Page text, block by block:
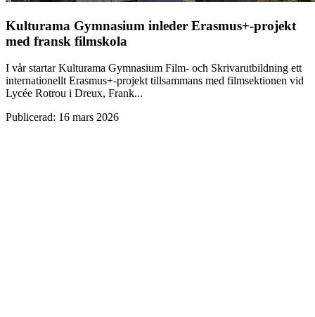
Kulturama Gymnasium inleder Erasmus+-projekt
med fransk filmskola
I vår startar Kulturama Gymnasium Film- och Skrivarutbildning ett
internationellt Erasmus+-projekt tillsammans med filmsektionen vid
Lycée Rotrou i Dreux, Frank...
Publicerad: 16 mars 2026